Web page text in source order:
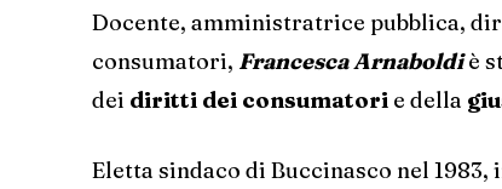
Docente, amministratrice pubblica,
consumatori, Francesca Arnaboldiè
dei diritti dei consumatori e della
Eletta sindaco di Buccinasco nel